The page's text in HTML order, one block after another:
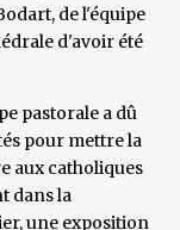
de l'équipe
d'avoir été
pastorale a dû
pour mettre la
aux catholiques
dans la
une exposition